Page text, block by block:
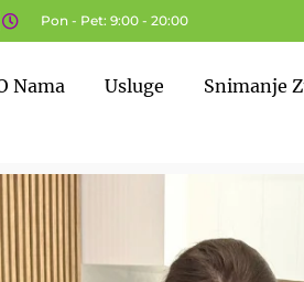
Pon - Pet: 9:00 - 20:00
Nama Usluge Snimanje